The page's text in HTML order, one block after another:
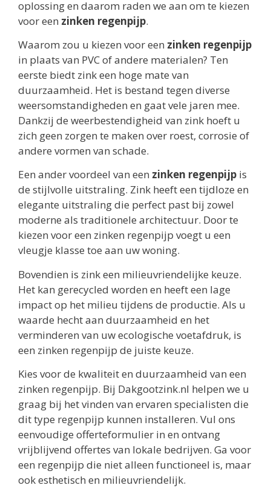
oplossing en daarom raden we aan om te kiezen
voor een zinken regenpijp.
Waarom zou u kiezen voor een zinken regenpijp
in plaats van PVC of andere materialen? Ten
eerste biedt zink een hoge mate van
duurzaamheid. Het is bestand tegen diverse
weersomstandigheden en gaat vele jaren mee.
Dankzij de weerbestendigheid van zink hoeft u
zich geen zorgen te maken over roest, corrosie of
andere vormen van schade.
Een ander voordeel van een zinken regenpijp is
de stijlvolle uitstraling. Zink heeft een tijdloze en
elegante uitstraling die perfect past bij zowel
moderne als traditionele architectuur. Door te
kiezen voor een zinken regenpijp voegt u een
vleugje klasse toe aan uw woning.
Bovendien is zink een milieuvriendelijke keuze.
Het kan gerecycled worden en heeft een lage
impact op het milieu tijdens de productie. Als u
waarde hecht aan duurzaamheid en het
verminderen van uw ecologische voetafdruk, is
een zinken regenpijp de juiste keuze.
Kies voor de kwaliteit en duurzaamheid van een
zinken regenpijp. Bij Dakgootzink.nl helpen we u
graag bij het vinden van ervaren specialisten die
dit type regenpijp kunnen installeren. Vul ons
eenvoudige offerteformulier in en ontvang
vrijblijvend offertes van lokale bedrijven. Ga voor
een regenpijp die niet alleen functioneel is, maar
ook esthetisch en milieuvriendelijk.